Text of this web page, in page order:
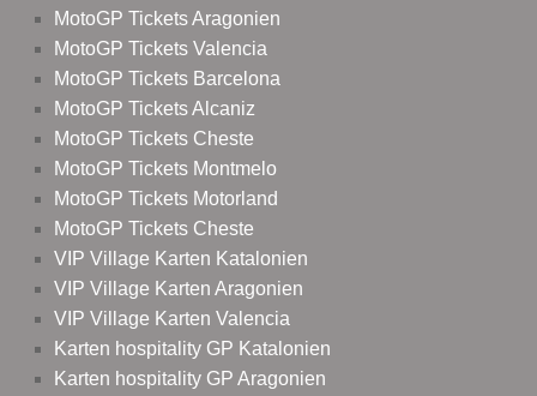
MotoGP Tickets Aragonien
MotoGP Tickets Valencia
MotoGP Tickets Barcelona
MotoGP Tickets Alcaniz
MotoGP Tickets Cheste
MotoGP Tickets Montmelo
MotoGP Tickets Motorland
MotoGP Tickets Cheste
VIP Village Karten Katalonien
VIP Village Karten Aragonien
VIP Village Karten Valencia
Karten hospitality GP Katalonien
Karten hospitality GP Aragonien